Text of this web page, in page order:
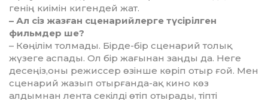
генің киімін кигендей жат.
– Ал сіз жазған сценарийлерге түсірілген
фильмдер ше?
– Көңілім толмады. Бірде-бір сце­нарий толық
жүзеге аспады. Ол бір жағынан заңды да. Неге
де­сеңіз,оны режиссер өзінше көріп отыр ғой. Мен
сценарий жазып отырғанда-ақ кино көз
алдымнан лента секілді өтіп отырады, тіпті